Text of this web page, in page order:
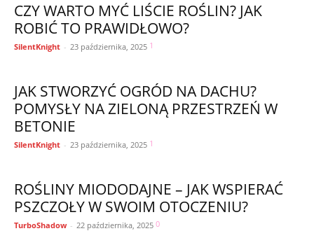
CZY WARTO MYĆ LIŚCIE ROŚLIN? JAK
ROBIĆ TO PRAWIDŁOWO?
SilentKnight - 23 października, 2025 1
JAK STWORZYĆ OGRÓD NA DACHU?
POMYSŁY NA ZIELONĄ PRZESTRZEŃ W
BETONIE
SilentKnight - 23 października, 2025 1
ROŚLINY MIODODAJNE – JAK WSPIERAĆ
PSZCZOŁY W SWOIM OTOCZENIU?
TurboShadow - 22 października, 2025 0